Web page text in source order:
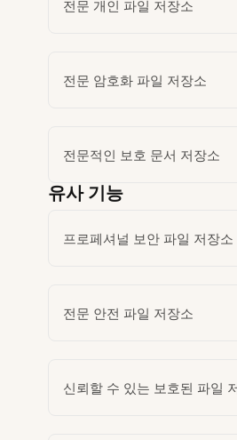
전문 개인 파일 저장소
전문 암호화 파일 저장소
전문적인 보호 문서 저장소
유사 기능
프로페셔널 보안 파일 저장소
전문 안전 파일 저장소
신뢰할 수 있는 보호된 파일